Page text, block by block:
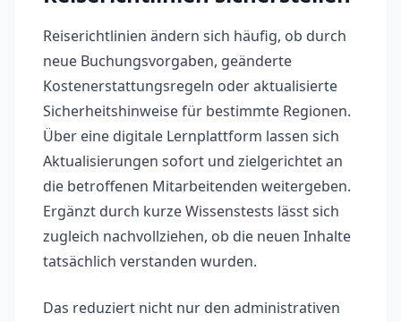
Reiserichtlinien ändern sich häufig, ob durch
neue Buchungsvorgaben, geänderte
Kostenerstattungsregeln oder aktualisierte
Sicherheitshinweise für bestimmte Regionen.
Über eine digitale Lernplattform lassen sich
Aktualisierungen sofort und zielgerichtet an
die betroffenen Mitarbeitenden weitergeben.
Ergänzt durch kurze Wissenstests lässt sich
zugleich nachvollziehen, ob die neuen Inhalte
tatsächlich verstanden wurden.
Das reduziert nicht nur den administrativen